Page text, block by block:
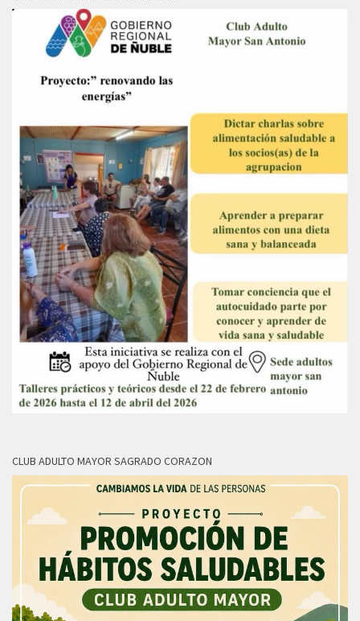
CLUB ADULTO MAYOR SAGRADO CORAZON